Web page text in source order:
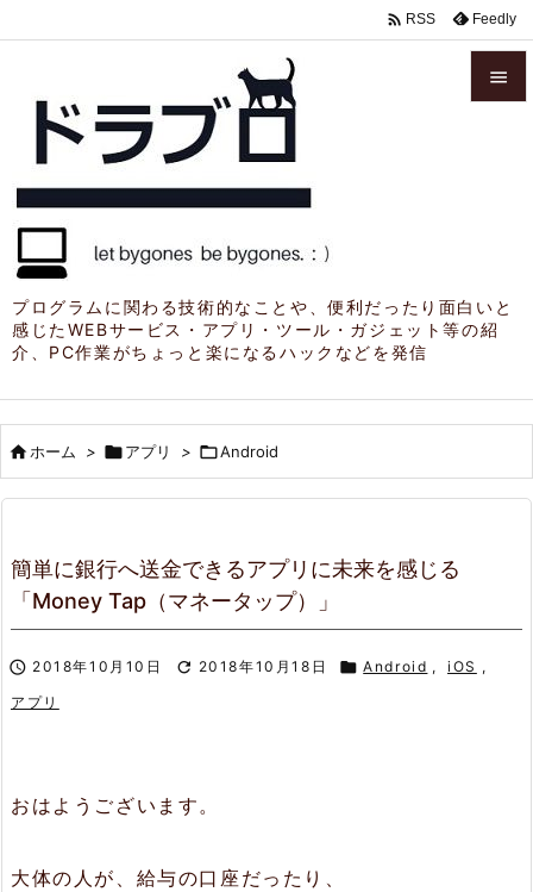
プログラムに関わる技術的なことや、便利だったり面白いと
感じたWEBサービス・アプリ・ツール・ガジェット等の紹
介、PC作業がちょっと楽になるハックなどを発信


次へ
 RSS Feedly
ホーム > アプリ > Android
簡単に銀行へ送金できるアプリに未来を感じる
「Money Tap（マネータップ）」
 2018年10月10日  2018年10月18日  Android , iOS ,
アプリ
おはようございます。
大体の人が、給与の口座だったり、